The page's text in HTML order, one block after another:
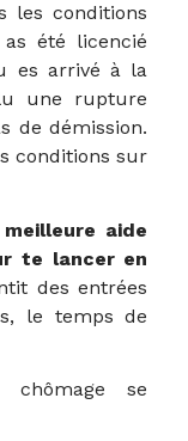
les conditions
été licencié
es arrivé à la
une rupture
de démission.
conditions sur
meilleure aide
te lancer en
des entrées
le temps de
chômage se